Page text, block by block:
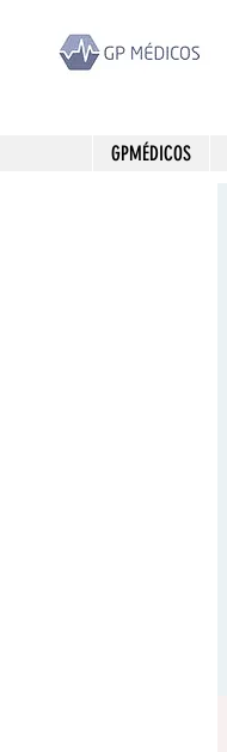
GPMÉDICOS